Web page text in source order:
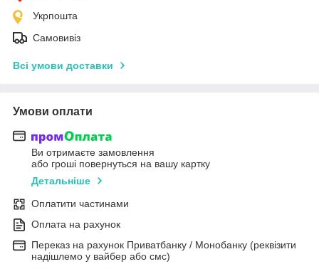
Укрпошта
Самовивіз
Всі умови доставки
Умови оплати
Ви отримаєте замовлення
або гроші повернуться на вашу картку
Детальніше
Оплатити частинами
Оплата на рахунок
Переказ на рахунок Приватбанку / Монобанку (реквізити
надішлемо у вайбер або смс)